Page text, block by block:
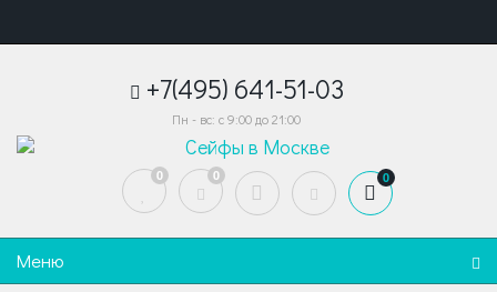
+7(495) 641-51-03
Пн - вс: с 9:00 до 21:00
0 0 0
Меню